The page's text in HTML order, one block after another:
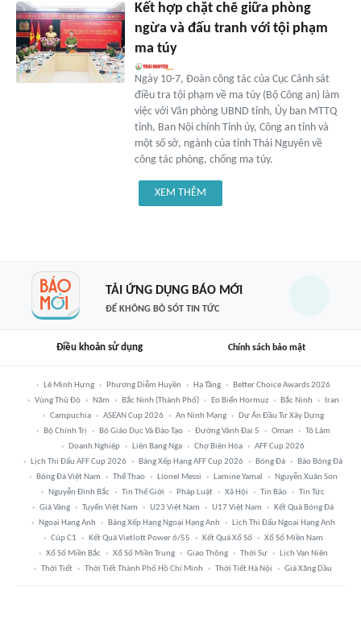
Kết hợp chặt chẽ giữa phòng
ngừa và đấu tranh với tội phạm
ma túy
Ngày 10-7, Đoàn công tác của Cục Cảnh sát
điều tra tội phạm về ma túy (Bộ Công an) làm
việc với Văn phòng UBND tỉnh, Ủy ban MTTQ
tỉnh, Ban Nội chính Tỉnh ủy, Công an tỉnh và
một số sở, ngành của tỉnh Thái Nguyên về
công tác phòng, chống ma túy.
XEM THÊM
TẢI ỨNG DỤNG BÁO MỚI
ĐỂ KHÔNG BỎ SÓT TIN TỨC
Điều khoản sử dụng Chính sách bảo mật
Lê Minh Hưng Phương Diễm Huyền Hạ Tầng
Better Choice Awards 2026
Vùng Thủ Đô
Năm Bắc Ninh (thành Phố) Eo Biển Hormuz Bắc Ninh
Iran
Campuchia
ASEAN Cup 2026 An Ninh Mạng
Dự Án Đầu Tư Xây Dựng
Bộ Chính Trị
Bộ Giáo Dục Và Đào Tạo Đường Vành Đai 5 Oman
Tô Lâm
Doanh Nghiệp
Liên Bang Nga Chợ Biên Hòa
AFF Cup 2026
Lịch Thi Đấu AFF Cup 2026
Bảng Xếp Hạng AFF Cup 2026 Bóng Đá
Báo Bóng Đá
Bóng Đá Việt Nam
Thể Thao Lionel Messi Lamine Yamal
Nguyễn Xuân Son
Nguyễn Đình Bắc
Tin Thế Giới Pháp Luật Xã Hội Tin Bão
Tin Tức
Giá Vàng
Tuyển Việt Nam U23 Việt Nam U17 Việt Nam
Kết Quả Bóng Đá
Ngoại Hạng Anh
Bảng Xếp Hạng Ngoại Hạng Anh
Lịch Thi Đấu Ngoại Hạng Anh
Cúp C1
Kết Quả Vietlott Power 6/55 Kết Quả Xổ Số
Xổ Số Miền Nam
Xổ Số Miền Bắc
Xổ Số Miền Trung Giao Thông Thời Sự
Lịch Vạn Niên
Thời Tiết
Thời Tiết Thành Phố Hồ Chí Minh Thời Tiết Hà Nội Giá Xăng Dầu